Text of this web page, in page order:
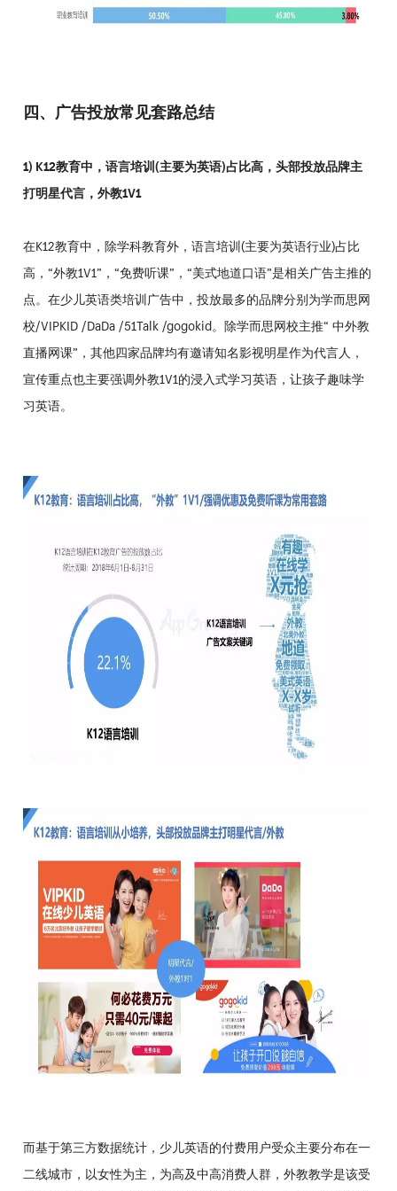
四、广告投放常见套路总结
1) K12教育中，语言培训(主要为英语)占比高，头部投放品牌主
打明星代言，外教1V1
在K12教育中，除学科教育外，语言培训(主要为英语行业)占比
高，“外教1V1”，“免费听课”，“美式地道口语”是相关广告主推的
点。在少儿英语类培训广告中，投放最多的品牌分别为学而思网
校/VIPKID /DaDa /51Talk /gogokid。除学而思网校主推“ 中外教
直播网课”，其他四家品牌均有邀请知名影视明星作为代言人，
宣传重点也主要强调外教1V1的浸入式学习英语，让孩子趣味学
习英语。
而基于第三方数据统计，少儿英语的付费用户受众主要分布在一
二线城市，以女性为主，为高及中高消费人群，外教教学是该受